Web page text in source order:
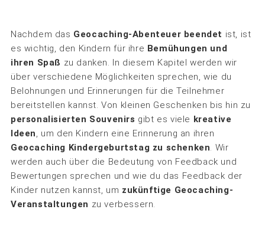
Nachdem das Geocaching-Abenteuer beendet ist, ist
es wichtig, den Kindern für ihre Bemühungen und
ihren Spaß zu danken. In diesem Kapitel werden wir
über verschiedene Möglichkeiten sprechen, wie du
Belohnungen und Erinnerungen für die Teilnehmer
bereitstellen kannst. Von kleinen Geschenken bis hin zu
personalisierten Souvenirs gibt es viele kreative
Ideen, um den Kindern eine Erinnerung an ihren
Geocaching Kindergeburtstag zu schenken. Wir
werden auch über die Bedeutung von Feedback und
Bewertungen sprechen und wie du das Feedback der
Kinder nutzen kannst, um zukünftige Geocaching-
Veranstaltungen zu verbessern.